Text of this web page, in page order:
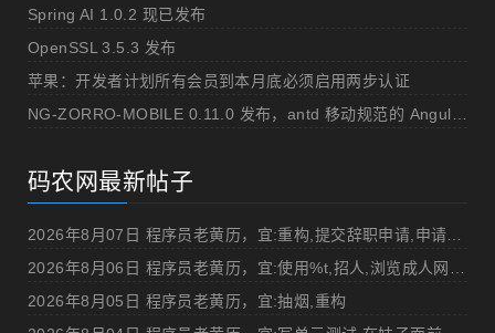
Spring AI 1.0.2 现已发布
OpenSSL 3.5.3 发布
苹果：开发者计划所有会员到本月底必须启用两步认证
码农网最新帖子
2026年8月05日 程序员老黄历，宜:抽烟,重构